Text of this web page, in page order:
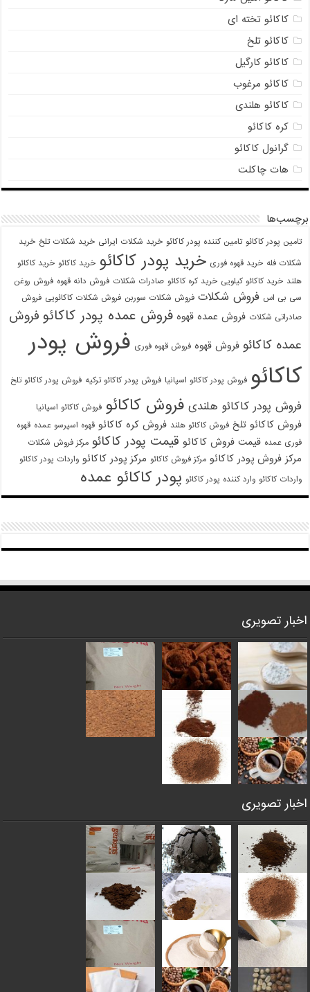
کاکائو تخته ای
کاکائو تلخ
کاکائو کارگیل
کاکائو مرغوب
کاکائو هلندی
کره کاکائو
گرانول کاکائو
هات چاکلت
برچسب‌ها
تامین پودر کاکائو تامین کننده پودر کاکائو خرید شکلات ایرانی خرید شکلات تلخ خرید
شکلات فله خرید قهوه فوری خرید پودر کاکائو خرید کاکائو خرید کاکائو
هلند خرید کاکائو کیلویی خرید کره کاکائو صادرات شکلات فروش دانه قهوه فروش روغن
سی بی اس فروش شکلات فروش شکلات سوربن فروش شکلات کاکائویی فروش
صادراتی شکلات فروش عمده قهوه فروش عمده پودر کاکائو فروش
عمده کاکائو فروش قهوه فروش قهوه فوری فروش پودر
کاکائو فروش پودر کاکائو اسپانیا فروش پودر کاکائو ترکیه فروش پودر کاکائو تلخ
فروش پودر کاکائو هلندی فروش کاکائو فروش کاکائو اسپانیا
فروش کاکائو تلخ فروش کاکائو هلند فروش کره کاکائو قهوه اسپرسو عمده قهوه
فوری عمده قیمت فروش کاکائو قیمت پودر کاکائو مرکز فروش شکلات
مرکز فروش پودر کاکائو مرکز فروش کاکائو مرکز پودر کاکائو واردات پودر کاکائو
واردات کاکائو وارد کننده پودر کاکائو پودر کاکائو عمده
اخبار تصویری
اخبار تصویری